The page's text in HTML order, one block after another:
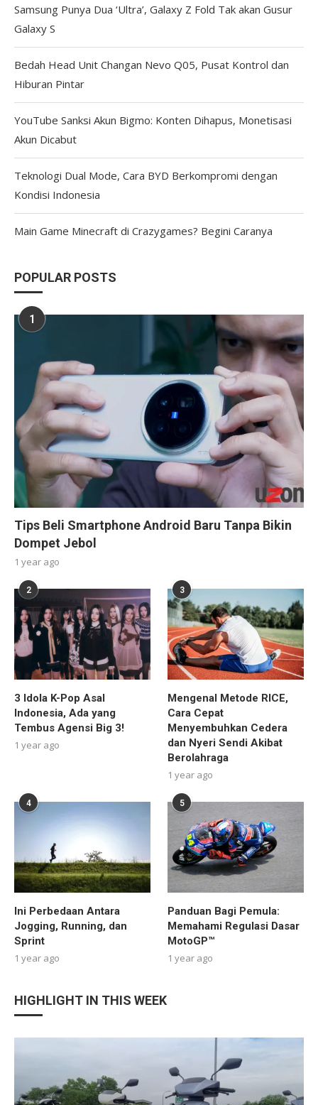
Samsung Punya Dua ‘Ultra’, Galaxy Z Fold Tak akan Gusur
Galaxy S
Bedah Head Unit Changan Nevo Q05, Pusat Kontrol dan
Hiburan Pintar
YouTube Sanksi Akun Bigmo: Konten Dihapus, Monetisasi
Akun Dicabut
Teknologi Dual Mode, Cara BYD Berkompromi dengan
Kondisi Indonesia
Main Game Minecraft di Crazygames? Begini Caranya
POPULAR POSTS
1
Tips Beli Smartphone Android Baru Tanpa Bikin
Dompet Jebol
1 year ago
2
3 Idola K-Pop Asal
Indonesia, Ada yang
Tembus Agensi Big 3!
1 year ago
3
Mengenal Metode RICE,
Cara Cepat
Menyembuhkan Cedera
dan Nyeri Sendi Akibat
Berolahraga
1 year ago
4
Ini Perbedaan Antara
Jogging, Running, dan
Sprint
1 year ago
5
Panduan Bagi Pemula:
Memahami Regulasi Dasar
MotoGP™
1 year ago
HIGHLIGHT IN THIS WEEK